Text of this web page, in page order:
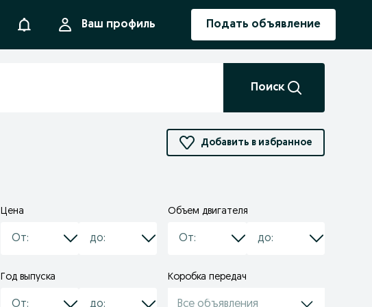
УведомленияВаш профиль Подать объявление
Поиск
Добавить в избранное
Цена Объем двигателя
Год выпуска Коробка передач
Все объявления